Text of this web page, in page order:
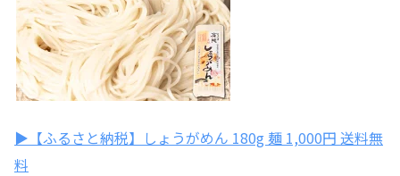
▶【ふるさと納税】しょうがめん 180g 麺 1,000円 送料無
料